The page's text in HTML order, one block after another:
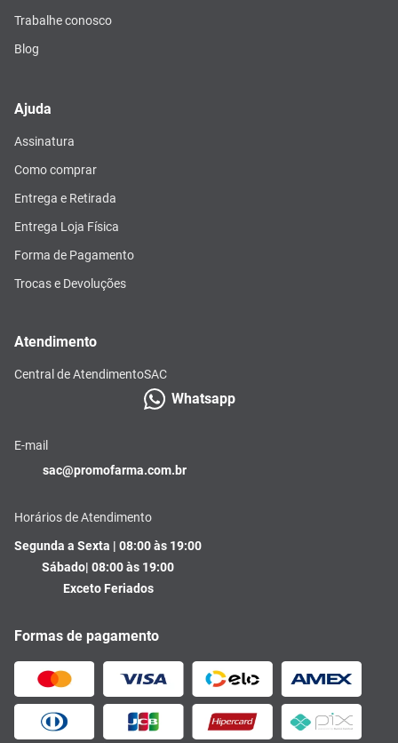
Trabalhe conosco
Blog
Ajuda
Assinatura
Como comprar
Entrega e Retirada
Entrega Loja Física
Forma de Pagamento
Trocas e Devoluções
Atendimento
Central de AtendimentoSAC
Whatsapp
E-mail
sac@promofarma.com.br
Horários de Atendimento
Segunda a Sexta | 08:00 às 19:00
Sábado| 08:00 às 19:00
Exceto Feriados
Formas de pagamento